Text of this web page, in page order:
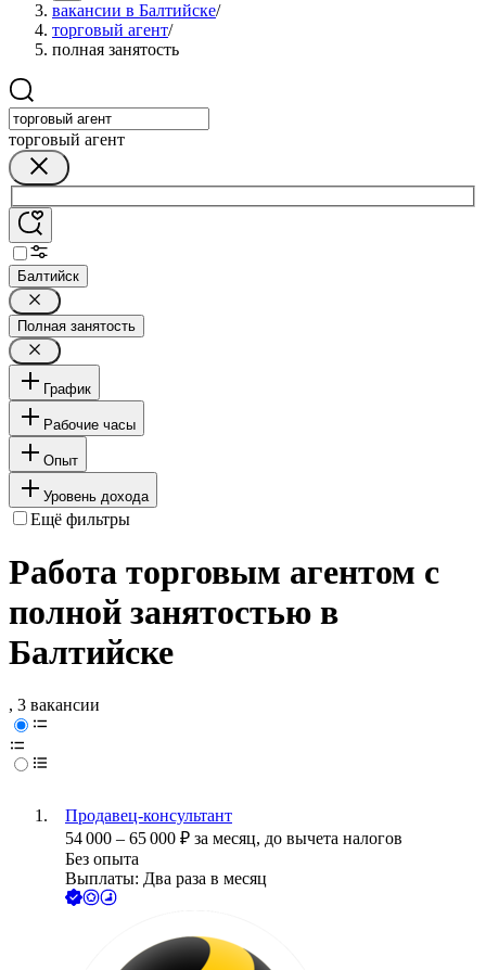
вакансии в Балтийске/
торговый агент/
полная занятость
торговый агент
Балтийск
Полная занятость
График
Рабочие часы
Опыт
Уровень дохода
Ещё фильтры
Работа торговым агентом с
полной занятостью в
Балтийске
, 3 вакансии
Продавец-консультант
54 000 – 65 000 ₽ за месяц, до вычета налогов
Без опыта
Выплаты: Два раза в месяц